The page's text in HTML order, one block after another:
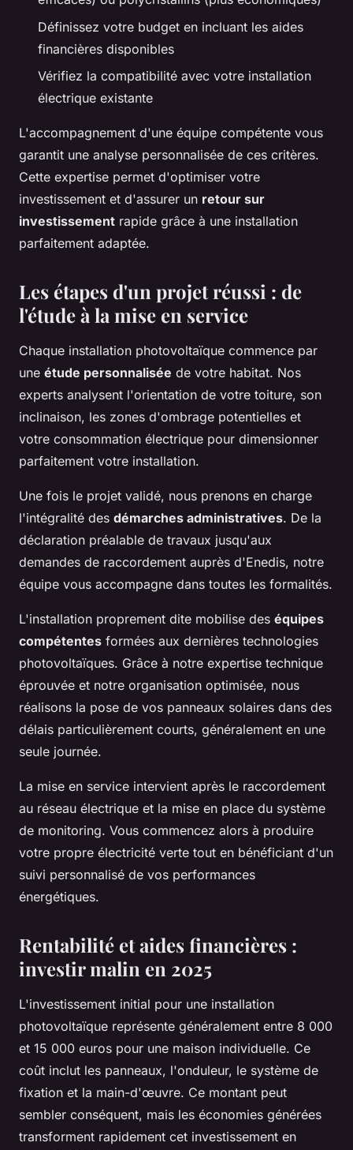
Définissez votre budget en incluant les aides
financières disponibles
Vérifiez la compatibilité avec votre installation
électrique existante
L'accompagnement d'une équipe compétente vous
garantit une analyse personnalisée de ces critères.
Cette expertise permet d'optimiser votre
investissement et d'assurer un retour sur
investissement rapide grâce à une installation
parfaitement adaptée.
Les étapes d'un projet réussi : de
l'étude à la mise en service
Chaque installation photovoltaïque commence par
une étude personnalisée de votre habitat. Nos
experts analysent l'orientation de votre toiture, son
inclinaison, les zones d'ombrage potentielles et
votre consommation électrique pour dimensionner
parfaitement votre installation.
Une fois le projet validé, nous prenons en charge
l'intégralité des démarches administratives. De la
déclaration préalable de travaux jusqu'aux
demandes de raccordement auprès d'Enedis, notre
équipe vous accompagne dans toutes les formalités.
L'installation proprement dite mobilise des équipes
compétentes formées aux dernières technologies
photovoltaïques. Grâce à notre expertise technique
éprouvée et notre organisation optimisée, nous
réalisons la pose de vos panneaux solaires dans des
délais particulièrement courts, généralement en une
seule journée.
La mise en service intervient après le raccordement
au réseau électrique et la mise en place du système
de monitoring. Vous commencez alors à produire
votre propre électricité verte tout en bénéficiant d'un
suivi personnalisé de vos performances
énergétiques.
Rentabilité et aides financières :
investir malin en 2025
L'investissement initial pour une installation
photovoltaïque représente généralement entre 8 000
et 15 000 euros pour une maison individuelle. Ce
coût inclut les panneaux, l'onduleur, le système de
fixation et la main-d'œuvre. Ce montant peut
sembler conséquent, mais les économies générées
transforment rapidement cet investissement en